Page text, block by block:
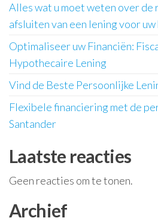
Alles wat u moet weten over
afsluiten van een lening voor uw
Optimaliseer uw Financiën:
Hypothecaire Lening
Vind de Beste Persoonlijke
Flexibele financiering met de
Santander
Laatste reacties
Geen reacties om te tonen.
Archief